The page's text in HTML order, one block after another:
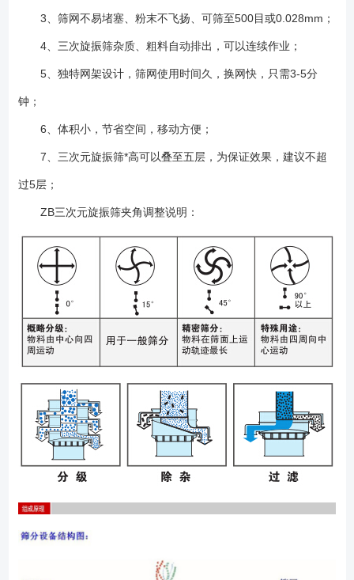
3、筛网不易堵塞、粉末不飞扬、可筛至500目或0.028mm；
4、三次旋振筛杂质、粗料自动排出，可以连续作业；
5、独特网架设计，筛网使用时间久，换网快，只需3-5分
钟；
6、体积小，节省空间，移动方便；
7、三次元旋振筛*高可以叠至五层，为保证效果，建议不超
过5层；
ZB三次元旋振筛夹角调整说明：